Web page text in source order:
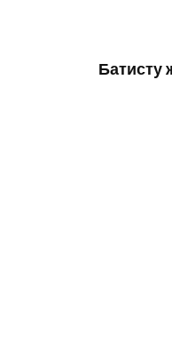
Батисту